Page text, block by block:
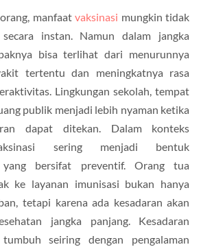
manfaatvaksinasi mungkin tidak
instan. Namun dalam jangka
bisa terlihat dari menurunnya
tertentu dan meningkatnya rasa
Lingkungan sekolah, tempat
publik menjadi lebih nyaman ketika
dapat ditekan. Dalam konteks
sering menjadi bentuk
yang bersifat preventif. Orang tua
ke layanan imunisasi bukan hanya
tetapi karena ada kesadaran akan
jangka panjang. Kesadaran
seiring dengan pengalaman